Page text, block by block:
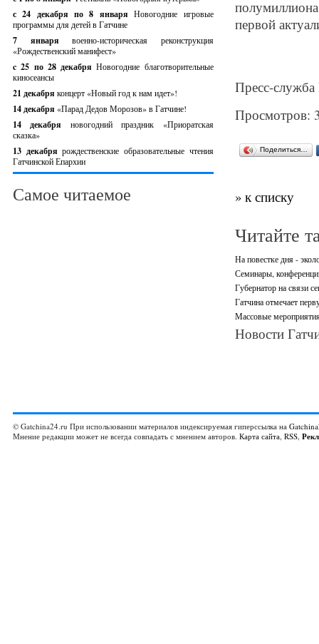
с 24 декабря по 8 январяНовогодние игровые
программы для детей в Гатчине
7 январявоенно-историческая реконструкция
«Рождественский манифест»
c 25 по 28 декабряНовогодние благотворительные
киносеансы
21 декабря концерт «Новый год к нам идет»!
14 декабря «Парад Дедов Морозов» в Гатчине!
14 декабря новогодний праздник «Приоратская
сказка»
13 декабрярождественские образовательные чтения
Гатчинской Епархии
Самое читаемое
первой
Пресс-служба
Просмотров:
Поделиться…
» к списку
Читайте
На повестке дня -
Семинары,
Губернатор на связи
Гатчина отмечает
Массовые
Новости
© Gatchina24.ru При использовании материалов индексируемая гиперссылка на
Мнение редакции может не всегда совпадать с мнением авторов. Карта сайта, RSS,